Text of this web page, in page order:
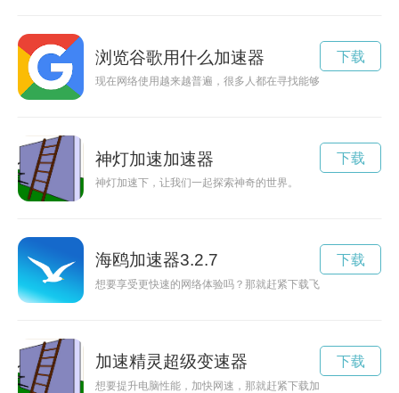
浏览谷歌用什么加速器
现在网络使用越来越普遍，很多人都在寻找能够加快网络速度
下载
神灯加速加速器
神灯加速下，让我们一起探索神奇的世界。
下载
海鸥加速器3.2.7
想要享受更快速的网络体验吗？那就赶紧下载飞马加速器app，
下载
加速精灵超级变速器
想要提升电脑性能，加快网速，那就赶紧下载加速精灵永久免
下载